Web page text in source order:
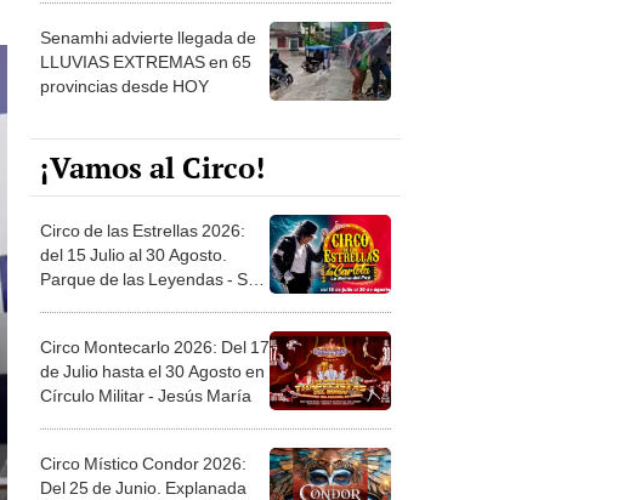
Senamhi advierte llegada de
LLUVIAS EXTREMAS en 65
provincias desde HOY
¡Vamos al Circo!
Circo de las Estrellas 2026:
del 15 Julio al 30 Agosto.
Parque de las Leyendas - San
Circo Montecarlo 2026: Del 17
de Julio hasta el 30 Agosto en
Círculo Militar - Jesús María
Circo Místico Condor 2026:
Del 25 de Junio. Explanada